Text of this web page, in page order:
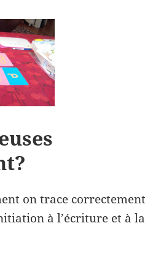
on trace correctement
à l’écriture et à la